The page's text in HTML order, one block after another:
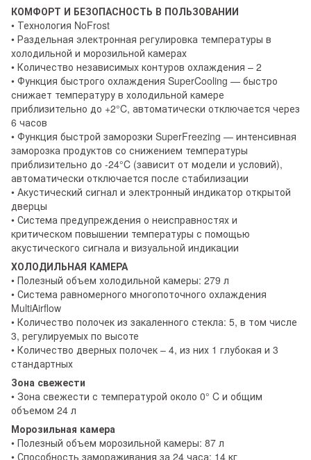
КОМФОРТ И БЕЗОПАСНОСТЬ В ПОЛЬЗОВАНИИ
• Технология NoFrost
• Раздельная электронная регулировка температуры в
холодильной и морозильной камерах
• Количество независимых контуров охлаждения – 2
• Функция быстрого охлаждения SuperCooling — быстро
снижает температуру в холодильной камере
приблизительно до +2°C, автоматически отключается через
6 часов
• Функция быстрой заморозки SuperFreezing — интенсивная
заморозка продуктов со снижением температуры
приблизительно до -24°C (зависит от модели и условий),
автоматически отключается после стабилизации
• Акустический сигнал и электронный индикатор открытой
дверцы
• Система предупреждения о неисправностях и
критическом повышении температуры с помощью
акустического сигнала и визуальной индикации
ХОЛОДИЛЬНАЯ КАМЕРА
• Полезный объем холодильной камеры: 279 л
• Система равномерного многопоточного охлаждения
MultiAirflow
• Количество полочек из закаленного стекла: 5, в том числе
3, регулируемых по высоте
• Количество дверных полочек – 4, из них 1 глубокая и 3
стандартных
Зона свежести
• Зона свежести с температурой около 0° C и общим
объемом 24 л
Морозильная камера
• Полезный объем морозильной камеры: 87 л
• Способность замораживания за 24 часа: 14 кг